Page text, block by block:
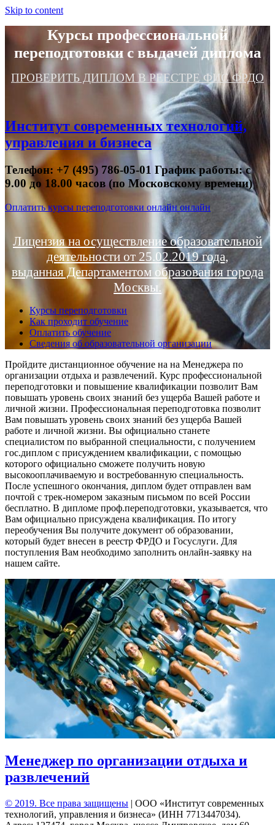
Skip to content
Курсы профессиональной
переподготовки с выдачей диплома
ПРОВЕРИТЬ ДИПЛОМ В РЕЕСТРЕ ФИС ФРДО
Институт современных технологий,
управления и бизнеса
Телефон: +7 (495) 786-05-01 График работы: с
9.00 до 18.00 часов (по Московскому времени)
Оплатить курсы переподготовки онлайн онлайн
Лицензия на осуществление образовательной
деятельности от 25.02.2019 года,
выданная Департаментом образования города
Москвы.
Курсы переподготовки
Как проходит обучение
Оплатить обучение
Сведения об образовательной организации
Пройдите дистанционное обучение на на Менеджера по
организации отдыха и развлечений. Курс профессиональной
переподготовки и повышение квалификации позволит Вам
повышать уровень своих знаний без ущерба Вашей работе и
личной жизни. Профессиональная переподготовка позволит
Вам повышать уровень своих знаний без ущерба Вашей
работе и личной жизни. Вы официально станете
специалистом по выбранной специальности, с получением
гос.диплом с присуждением квалификации, с помощью
которого официально сможете получить новую
высокооплачиваемую и востребованную специальность.
После успешного окончания, диплом будет отправлен вам
почтой с трек-номером заказным письмом по всей России
бесплатно. В дипломе проф.переподготовки, указывается, что
Вам официально присуждена квалификация. По итогу
переобучения Вы получите документ об образовании,
который будет внесен в реестр ФРДО и Госуслуги. Для
поступления Вам необходимо заполнить онлайн-заявку на
нашем сайте.
Менеджер по организации отдыха и
развлечений
© 2019. Все права защищены | ООО «Институт современных
технологий, управления и бизнеса» (ИНН 7713447034).